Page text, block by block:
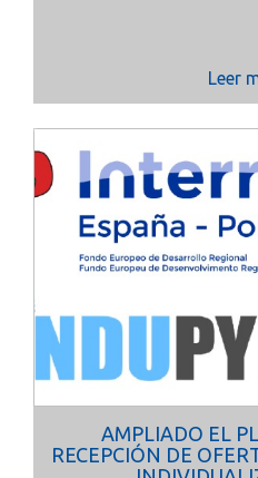
Leer
AMPLIADO EL
RECEPCIÓN DE